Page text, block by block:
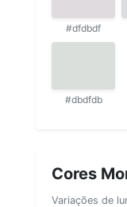
#dfdbdf
#dbdfdb
Cores
Variações de